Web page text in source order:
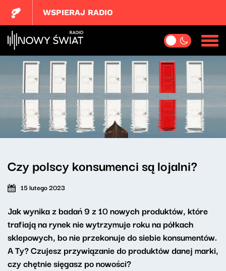
WSPIERAJ RADIO
Czy polscy konsumenci są lojalni?
15 lutego 2023
Jak wynika z badań 9 z 10 nowych produktów, które
trafiają na rynek nie wytrzymuje roku na półkach
sklepowych, bo nie przekonuje do siebie konsumentów.
A Ty? Czujesz przywiązanie do produktów danej marki,
czy chętnie sięgasz po nowości?